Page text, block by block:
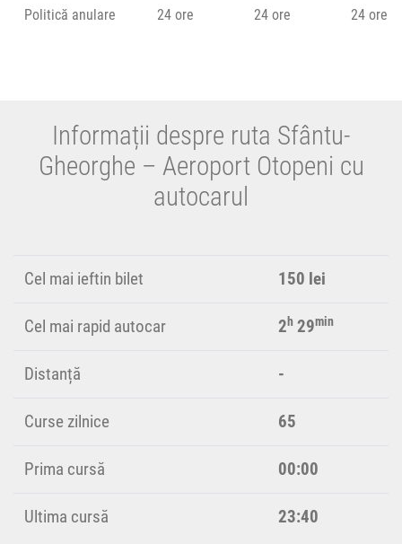
Politică anulare 24 ore 24 ore 24 ore
Informații despre ruta Sfântu-
Gheorghe – Aeroport Otopeni cu
autocarul
Cel mai ieftin bilet 150 lei
Cel mai rapid autocar 2h 29min
Distanță -
Curse zilnice 65
Prima cursă 00:00
Ultima cursă 23:40